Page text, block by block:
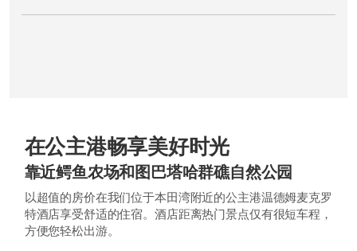
在公主港畅享美好时光
靠近鳄鱼农场和图巴塔哈群礁自然公园
以超值的房价在我们位于本田湾附近的公主港温德姆麦克罗
特酒店享受舒适的住宿。酒店距离热门景点仅有很短车程，
方便您轻松出游。